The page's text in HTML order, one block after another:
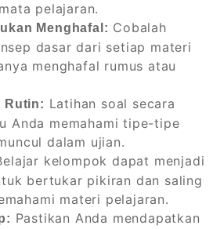
pelajaran.
Menghafal: Cobalah
dasar dari setiap materi
menghafal rumus atau
Rutin: Latihan soal secara
Anda memahami tipe-tipe
dalam ujian.
kelompok dapat menjadi
bertukar pikiran dan saling
materi pelajaran.
Pastikan Anda mendapatkan